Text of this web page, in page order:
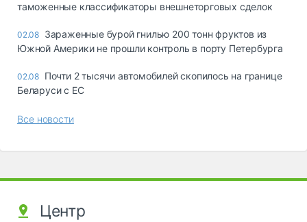
таможенные классификаторы внешнеторговых сделок
02.08 Зараженные бурой гнилью 200 тонн фруктов из
Южной Америки не прошли контроль в порту Петербурга
02.08 Почти 2 тысячи автомобилей скопилось на границе
Беларуси с ЕС
Все новости
Центр